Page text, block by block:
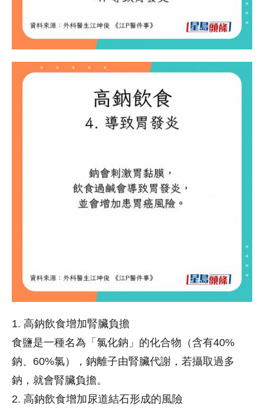
1. 高鈉飲食增加腎臟負擔
食鹽是一種名為「氯化鈉」的化合物（含有40%
鈉、60%氯），鈉離子由腎臟代謝，若攝取過多
鈉，就會腎臟負擔。
2. 高鈉飲食增加尿道結石形成的風險